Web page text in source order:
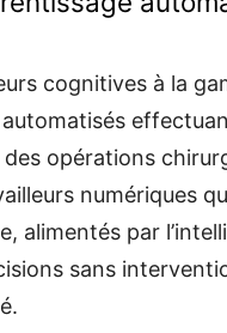
cognitives à la
automatisés
des opérations
numériques
alimentés par
sans